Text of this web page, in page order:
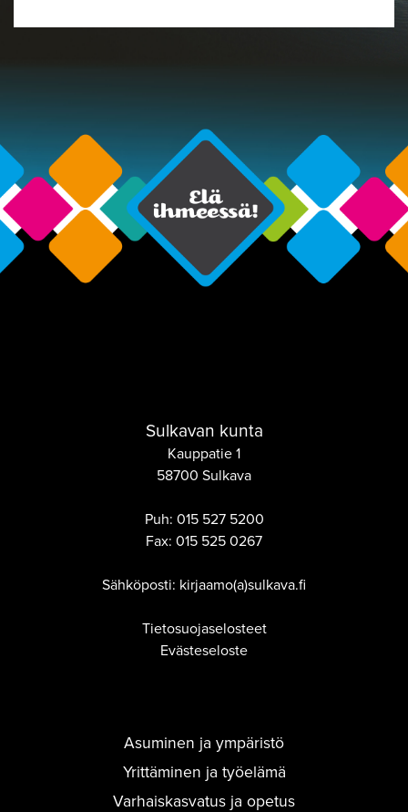
Sulkavan kunta
Kauppatie 1
58700 Sulkava
Puh: 015 527 5200
Fax: 015 525 0267
Sähköposti: kirjaamo(a)sulkava.fi
Tietosuojaselosteet
Evästeseloste
Asuminen ja ympäristö
Yrittäminen ja työelämä
Varhaiskasvatus ja opetus